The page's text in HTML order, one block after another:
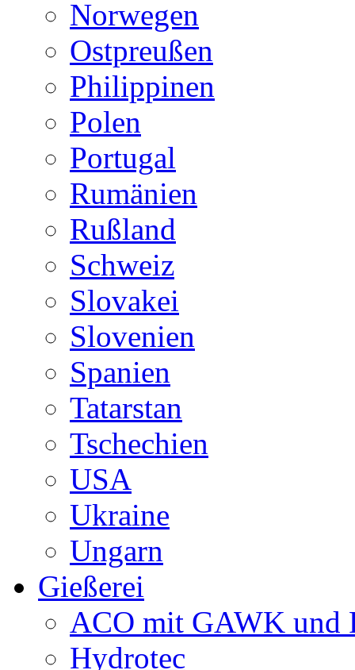
Norwegen
Ostpreußen
Philippinen
Polen
Portugal
Rumänien
Rußland
Schweiz
Slovakei
Slovenien
Spanien
Tatarstan
Tschechien
USA
Ukraine
Ungarn
Gießerei
ACO mit GAWK und
Hydrotec